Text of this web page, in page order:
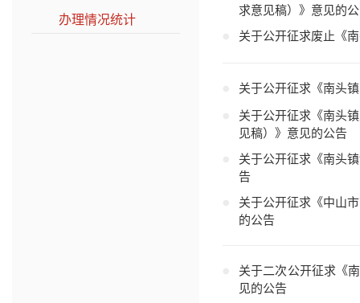
办理情况统计
求意见稿）》意见的
关于公开征求废止《
关于公开征求《南头
关于公开征求《南头
见稿）》意见的公告
关于公开征求《南头
告
关于公开征求《中山
的公告
关于二次公开征求《
见的公告